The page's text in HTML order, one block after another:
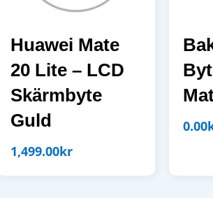
Huawei Mate
20 Lite – LCD
Skärmbyte
Guld
1,499.00kr
0.00